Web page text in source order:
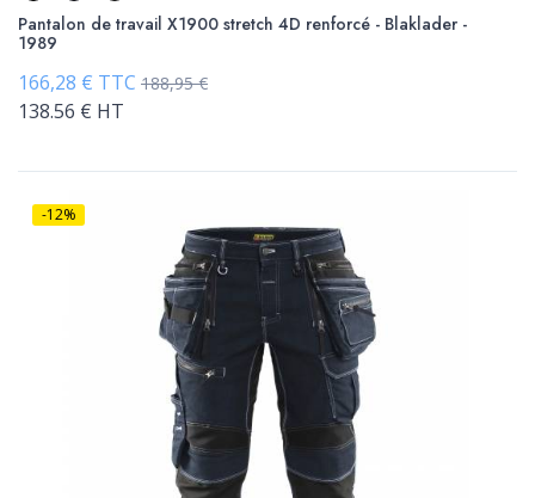
Pantalon de travail X1900 stretch 4D renforcé - Blaklader -
1989
166,28 € TTC 188,95 €
138.56 € HT
-12%